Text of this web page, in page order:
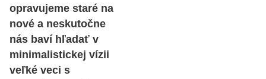
opravujeme staré na
nové a neskutočne
nás baví hľadať v
minimalistickej vízii
veľké veci s